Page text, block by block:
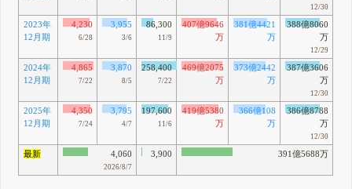
12/30
2023年
12月期
4,230
6/28
3,955
3/6
86,300
11/9
407億9646
万
381億4421
万
388億8060
万
12/29
2024年
12月期
4,865
7/22
3,870
8/5
258,400
7/22
469億2075
万
373億2442
万
387億3606
万
12/30
2025年
12月期
4,350
7/24
3,795
4/7
197,600
11/6
419億5380
万
366億108
万
386億8788
万
12/30
最新 4,060
2026/8/7
3,900 391億5688万